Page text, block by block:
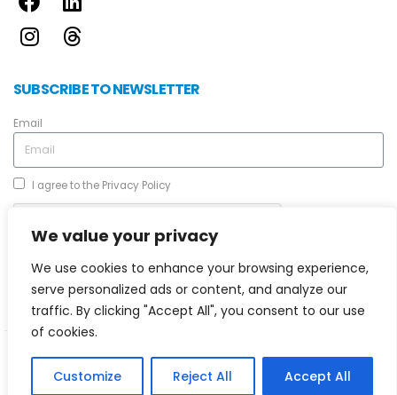
We value your privacy
We use cookies to enhance your browsing experience,
serve personalized ads or content, and analyze our
traffic. By clicking "Accept All", you consent to our use
of cookies.
Customize Reject All Accept All
SUBSCRIBE TO NEWSLETTER
Email
I agree to the Privacy Policy
Send
© 2024 Cyprus Certification Company